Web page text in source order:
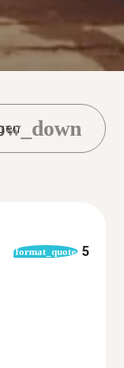
format_quote 5